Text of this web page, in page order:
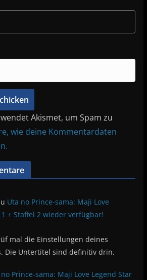
Akismet, um Spam zu
wie deine Kommentardaten
Uta no Prince-sama: Maji Love
+ Staffel 2 wieder verfügbar!
mal die Einstellungen deines
Die Untertitel sind definitiv drin.
Prince-sama: Maji Love Legend Star